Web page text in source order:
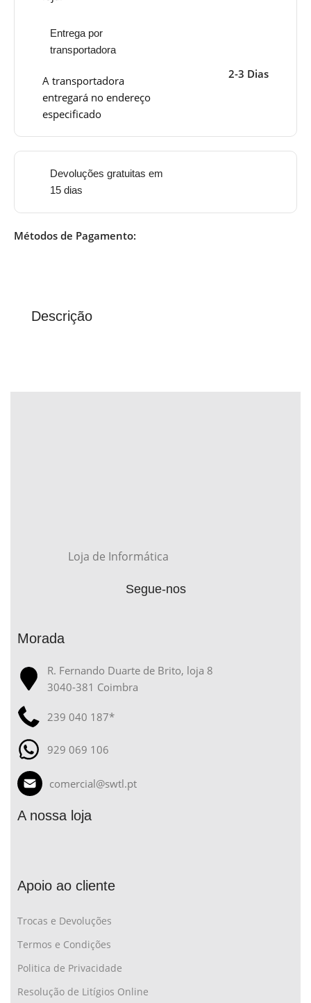
Entrega por
transportadora
A transportadora
entregará no endereço
especificado
2-3 Dias
Devoluções gratuitas em
15 dias
Métodos de Pagamento:
Descrição
Loja de Informática
Segue-nos
Morada
R. Fernando Duarte de Brito, loja 8
3040-381 Coimbra
239 040 187*
929 069 106
comercial@swtl.pt
A nossa loja
Apoio ao cliente
Trocas e Devoluções
Termos e Condições
Politica de Privacidade
Resolução de Litígios Online